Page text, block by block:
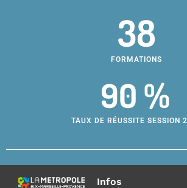
38
FORMATIONS
90 %
TAUX DE RÉUSSITE SESSION
Infos